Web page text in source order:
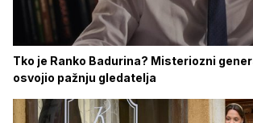
Tko je Ranko Badurina? Misteriozni
osvojio pažnju gledatelja